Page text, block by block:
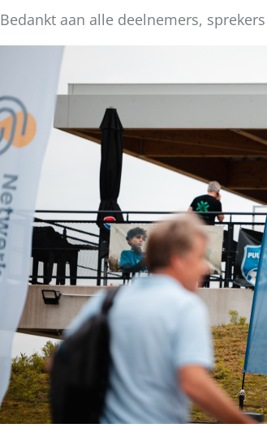
Bedankt aan alle deelnemers,
bericht